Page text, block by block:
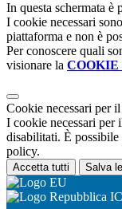
In questa schermata è
I cookie necessari
piattaforma e non è
Per conoscere quali
visionare la
Cookie necessari per
I cookie necessari per
disabilitati. È
policy.
Accetta tutti Salva